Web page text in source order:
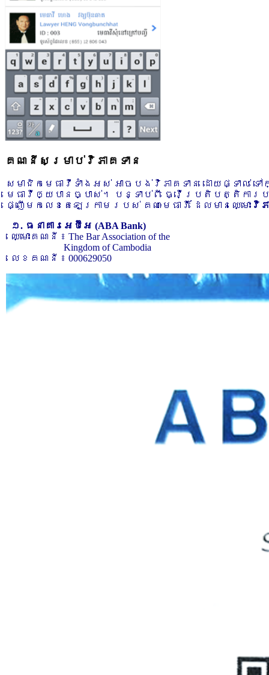
គណនីសម្រាប់វិភាគទាន
សមាជិកមេធាវីទាំងអស់ អាចបង់វិភាគទាន ដោយផ្ទាល់
មេធាវីឲ្យបានច្បាស់។ បន្ទាប់ពី ធ្វើប្រតិបត្តិកា
ផ្ញើមកលេខតេឡេក្រាមរបស់ គណៈមេធាវី ដែលមានឈ្មោះ វិភ
១. ធនាគារអេប៊ីអេ (ABA Bank)
ឈ្មោះគណនី ៖ The Bar Association of the
Kingdom of Cambodia
លេខគណនី ៖ 000629050